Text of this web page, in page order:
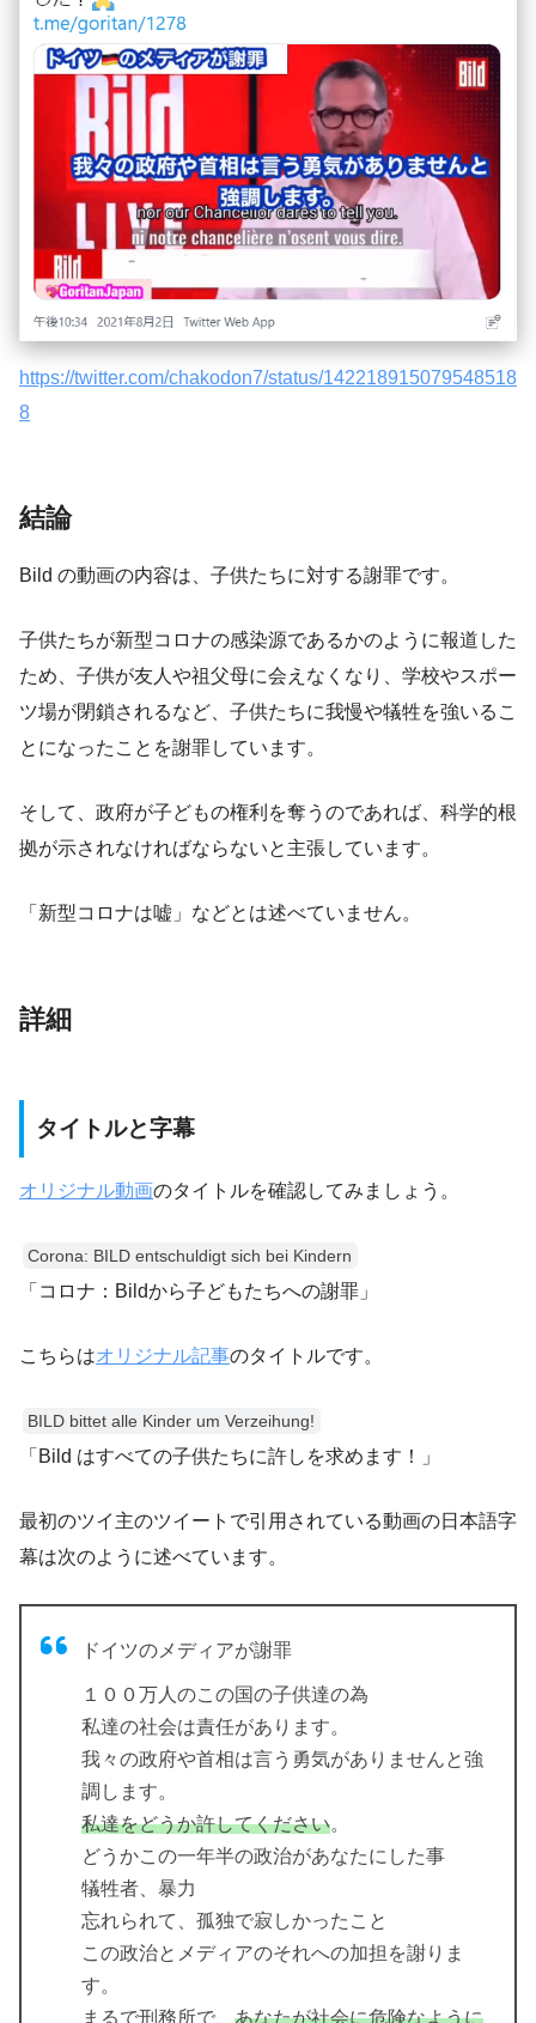
https://twitter.com/chakodon7/status/142218915079548518
8
結論
Bild の動画の内容は、子供たちに対する謝罪です。
子供たちが新型コロナの感染源であるかのように報道した
ため、子供が友人や祖父母に会えなくなり、学校やスポー
ツ場が閉鎖されるなど、子供たちに我慢や犠牲を強いるこ
とになったことを謝罪しています。
そして、政府が子どもの権利を奪うのであれば、科学的根
拠が示されなければならないと主張しています。
「新型コロナは嘘」などとは述べていません。
詳細
タイトルと字幕
オリジナル動画のタイトルを確認してみましょう。
Corona: BILD entschuldigt sich bei Kindern
「コロナ：Bildから子どもたちへの謝罪」
こちらはオリジナル記事のタイトルです。
BILD bittet alle Kinder um Verzeihung!
「Bild はすべての子供たちに許しを求めます！」
最初のツイ主のツイートで引用されている動画の日本語字
幕は次のように述べています。
ドイツのメディアが謝罪
１００万人のこの国の子供達の為
私達の社会は責任があります。
我々の政府や首相は言う勇気がありませんと強
調します。
私達をどうか許してください。
どうかこの一年半の政治があなたにした事
犠牲者、暴力
忘れられて、孤独で寂しかったこと
この政治とメディアのそれへの加担を謝りま
す。
まるで刑務所で、 あなたが社会に危険なように